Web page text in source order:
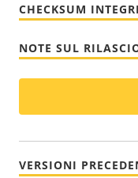
CHECKSUM
NOTE SUL
VERSIONI